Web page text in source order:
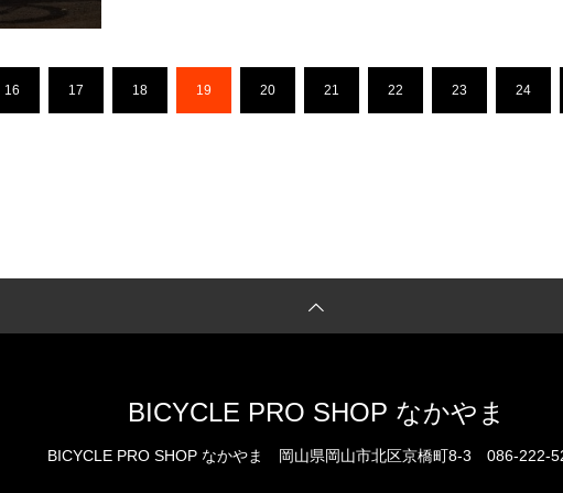
16 17 18 19 20 21 22 23 24
BICYCLE PRO SHOP なかやま
BICYCLE PRO SHOP なかやま 岡山県岡山市北区京橋町8-3 086-222-